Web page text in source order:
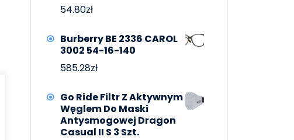
54.80zł
Burberry BE 2336 CAROL
3002 54-16-140
585.28zł
Go Ride Filtr Z Aktywnym
Węglem Do Maski
Antysmogowej Dragon
Casual II S 3 Szt.